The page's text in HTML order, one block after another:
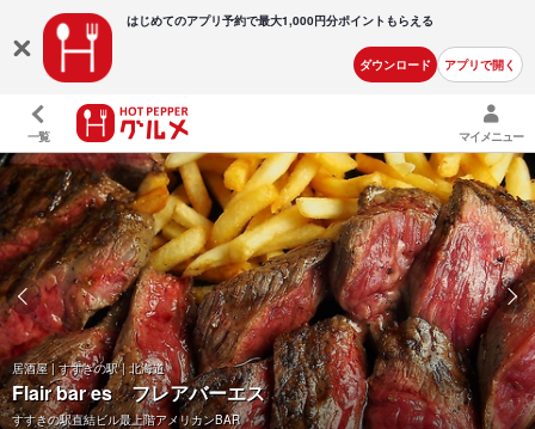
はじめてのアプリ予約で最大1,000円分ポイントもらえる
ダウンロード アプリで開く
一覧 マイメニュー
居酒屋 | すすきの駅 | 北海道
Flair bar es フレアバーエス
すすきの駅直結ビル最上階アメリカンBAR